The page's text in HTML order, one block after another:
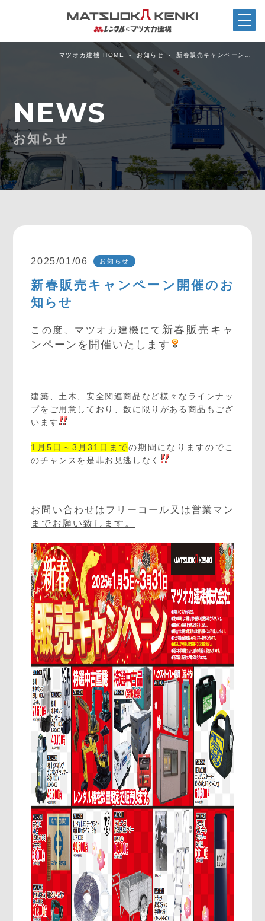
マツオカ建機 HOME お知らせ 新春販売キャンペーン…
NEWS
お知らせ
2025/01/06 お知らせ
新春販売キャンペーン開催のお
知らせ
この度、マツオカ建機にて 新春販売キャ
ンペーンを開催いたします
建築、土木、安全関連商品など様々なラインナッ
プをご用意しており、数に限りがある商品もござ
います
1月5日～3月31日までの期間になりますのでこ
のチャンスを是非お見逃しなく
お問い合わせはフリーコール又は営業マン
までお願い致します。